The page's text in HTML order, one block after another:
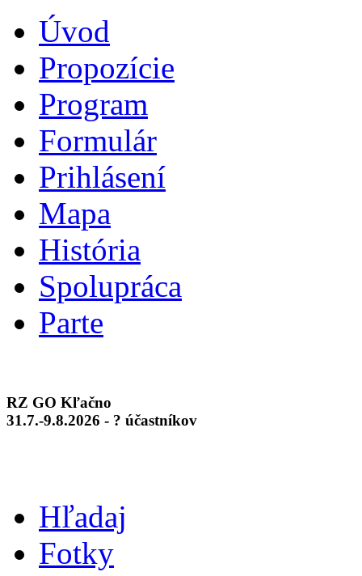
Úvod
Propozície
Program
Formulár
Prihlásení
Mapa
História
Spolupráca
Parte
RZ GO Kľačno
31.7.-9.8.2026 - ? účastníkov
Hľadaj
Fotky